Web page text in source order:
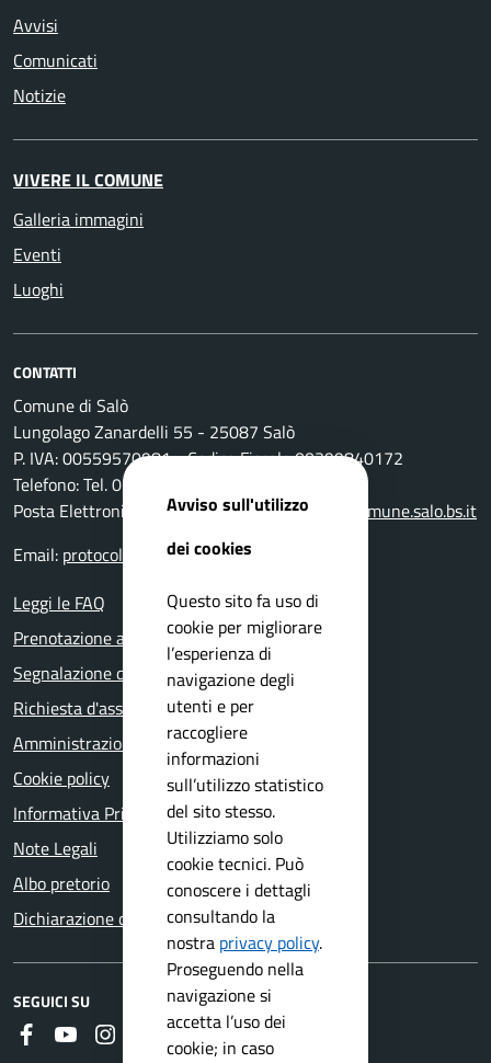
Avvisi
Comunicati
Notizie
VIVERE IL COMUNE
Galleria immagini
Eventi
Luoghi
CONTATTI
Comune di Salò
Lungolago Zanardelli 55 - 25087 Salò
P. IVA: 00559570981 - Codice Fiscale 00399840172
Telefono: Tel. 0365-296801
Posta Elettronica Certificata:protocollo@pec.comune.salo.bs.it
Email: protocollo@comune.salo.bs.it
Leggi le FAQ
Prenotazione appuntamento
Segnalazione disservizio
Richiesta d'assistenza
Amministrazione trasparente
Cookie policy
Informativa Privacy
Note Legali
Albo pretorio
Dichiarazione di accessibilità
SEGUICI SU
Faceboook
YoutubeInstagram
RSS
Avviso sull'utilizzo
dei cookies
Questo sito fa uso di
cookie per migliorare
l’esperienza di
navigazione degli
utenti e per
raccogliere
informazioni
sull’utilizzo statistico
del sito stesso.
Utilizziamo solo
cookie tecnici. Può
conoscere i dettagli
consultando la
nostra privacy policy.
Proseguendo nella
navigazione si
accetta l’uso dei
cookie; in caso